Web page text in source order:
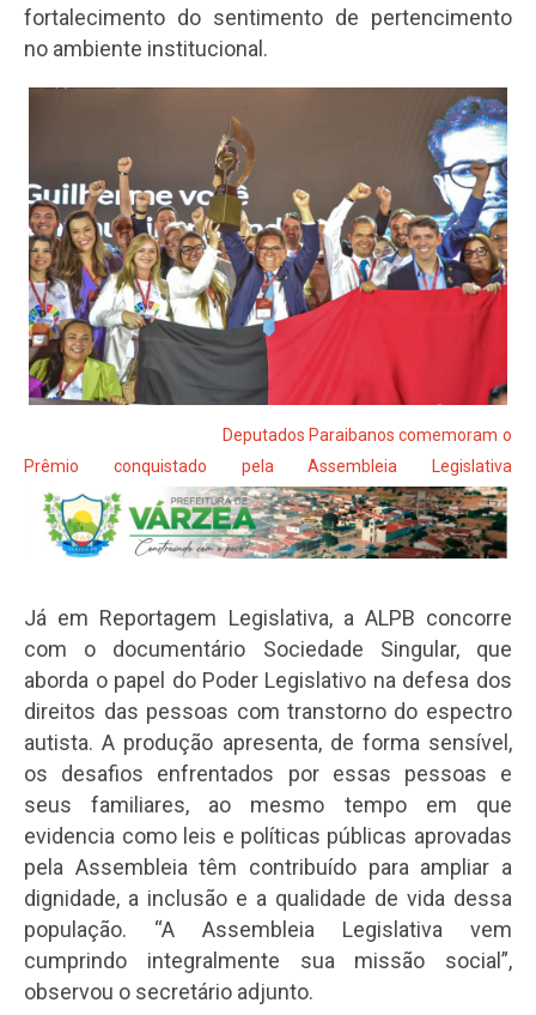
fortalecimento do sentimento de pertencimento
no ambiente institucional.
Deputados Paraibanos comemoram o
Prêmio conquistado pela Assembleia Legislativa
Já em Reportagem Legislativa, a ALPB concorre
com o documentário Sociedade Singular, que
aborda o papel do Poder Legislativo na defesa dos
direitos das pessoas com transtorno do espectro
autista. A produção apresenta, de forma sensível,
os desafios enfrentados por essas pessoas e
seus familiares, ao mesmo tempo em que
evidencia como leis e políticas públicas aprovadas
pela Assembleia têm contribuído para ampliar a
dignidade, a inclusão e a qualidade de vida dessa
população. “A Assembleia Legislativa vem
cumprindo integralmente sua missão social”,
observou o secretário adjunto.